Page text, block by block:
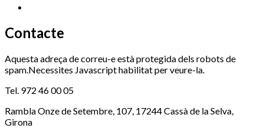
Contacte
Aquesta adreça de correu-e està protegida dels robots de
spam.Necessites Javascript habilitat per veure-la.
Tel. 972 46 00 05
Rambla Onze de Setembre, 107, 17244 Cassà de la Selva,
Girona